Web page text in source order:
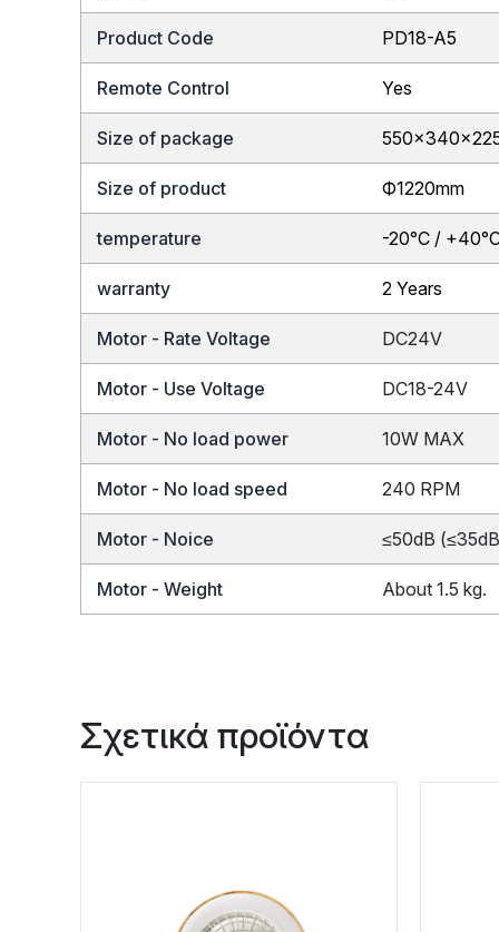
Product Code PD18-A5
Remote Control Yes
Size of package
Size of product Ф1220mm
temperature -20°C /
warranty 2 Years
Motor - Rate Voltage DC24V
Motor - Use Voltage DC18-24V
Motor - No load power 10W MAX
Motor - No load speed 240 RPM
Motor - Noice ≤50dB
Motor - Weight About 1.5 kg.
Σχετικά προϊόντα